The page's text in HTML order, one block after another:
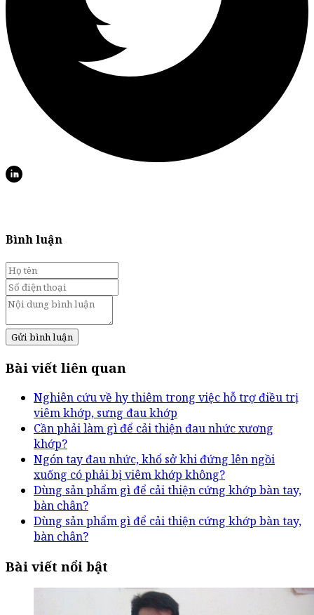
Bình luận
Gửi bình luận
Bài viết liên quan
Nghiên cứu về hy thiêm trong việc hỗ trợ điều trị
viêm khớp, sưng đau khớp
Cần phải làm gì để cải thiện đau nhức xương
khớp?
Ngón tay đau nhức, khổ sở khi đứng lên ngồi
xuống có phải bị viêm khớp không?
Dùng sản phẩm gì để cải thiện cứng khớp bàn tay,
bàn chân?
Dùng sản phẩm gì để cải thiện cứng khớp bàn tay,
bàn chân?
Bài viết nổi bật